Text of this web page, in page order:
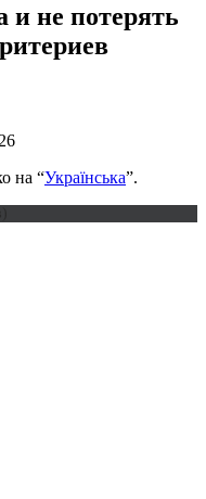
и не потерять
на “Українська”.